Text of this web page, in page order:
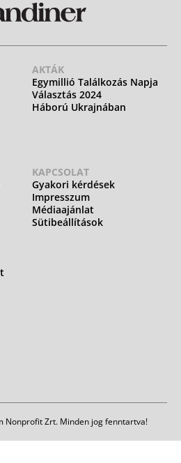
AKTÁK
Egymillió Találkozás Napja
Választás 2024
Háború Ukrajnában
KAPCSOLAT
Gyakori kérdések
Impresszum
Médiaajánlat
Sütibeállítások
Nonprofit Zrt. Minden jog fenntartva!